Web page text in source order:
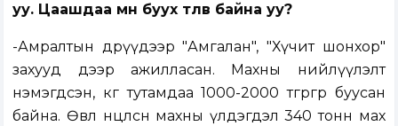
уу. Цаашдаа мөн буух төлөв байна уу?
-Амралтын өдрүүдээр "Амгалан", "Хүчит шонхор"
захууд дээр ажилласан. Махны нийлүүлэлт
нэмэгдсэн, кг тутамдаа 1000-2000 төгрөгөөр буусан
байна. Өвөл нөөцөлсөн махны үлдэгдэл 340 тонн мах